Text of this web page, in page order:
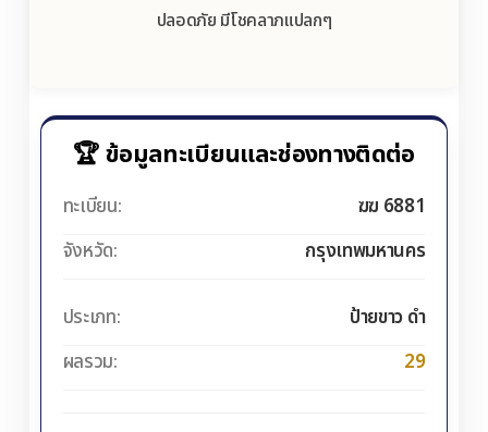
ปลอดภัย มีโชคลาภแปลกๆ
🏆 ข้อมูลทะเบียนและช่องทางติดต่อ
ทะเบียน:
ฆฆ 6881
จังหวัด:
กรุงเทพมหานคร
ประเภท:
ป้ายขาว ดำ
ผลรวม:
29